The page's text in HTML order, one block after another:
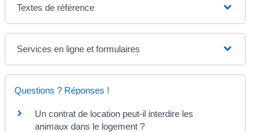
Textes de référence
Services en ligne et formulaires
Questions ? Réponses !
Un contrat de location peut-il interdire les
animaux dans le logement ?